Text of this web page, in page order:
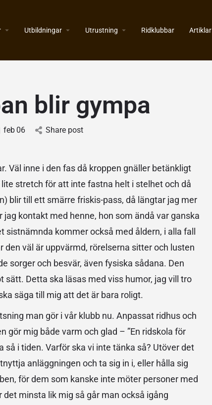
Utbildningar Utrustning Ridklubbar Artiklar
blir gympa
feb 06 Share post
Väl inne i den fas då kroppen gnäller betänkligt
stretch för att inte fastna helt i stelhet och då
blir till ett smärre friskis-pass, då längtar jag mer
kontakt med henne, hon som ändå var ganska
kommer också med åldern, i alla fall
väl är uppvärmd, rörelserna sitter och lusten
sorger och besvär, även fysiska sådana. Den
sätt. Detta ska läsas med viss humor, jag vill tro
säga till mig att det är bara roligt.
man gör i vår klubb nu. Anpassat ridhus och
gör mig både varm och glad – ”En ridskola för
så i tiden. Varför ska vi inte tänka så? Utöver det
anläggningen och ta sig in i, eller hålla sig
för dem som kanske inte möter personer med
minsta lik mig så går man också igång